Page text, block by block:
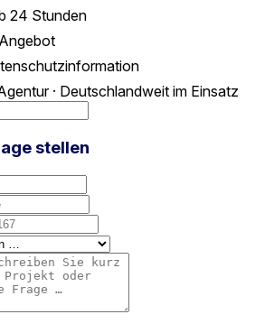
24 Stunden
· Deutschlandweit im Einsatz
stellen